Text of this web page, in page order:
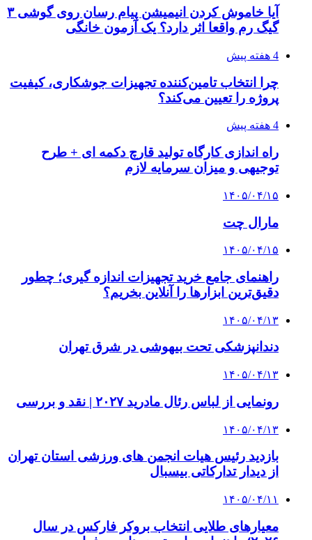
آیا خاموش کردن انیمیشن پیام رسان روی گوشی ۳
گیگ رم واقعا اثر دارد؟ یک آزمون خانگی
4 هفته پیش
چرا انتخاب تامین‌کننده تجهیزات جوشکاری، کیفیت
پروژه را تعیین می‌کند؟
4 هفته پیش
راه اندازی کارگاه تولید قارچ دکمه ای + طرح
توجیهی و میزان سرمایه لازم
۱۴۰۵/۰۴/۱۵
مارال چت
۱۴۰۵/۰۴/۱۵
راهنمای جامع خرید تجهیزات اندازه گیری؛ چطور
دقیق‌ترین ابزارها را آنلاین بخریم؟
۱۴۰۵/۰۴/۱۳
دندانپزشکی تحت بیهوشی در شرق تهران
۱۴۰۵/۰۴/۱۳
رونمایی از لباس رئال مادرید ۲۰۲۷ | نقد و بررسی
۱۴۰۵/۰۴/۱۳
بازدید رئیس هیات انجمن های ورزشی استان تهران
از دیدار تدارکاتی بیسبال
۱۴۰۵/۰۴/۱۱
معیارهای طلایی انتخاب بروکر فارکس در سال